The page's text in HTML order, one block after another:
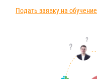
Подать заявку на обучение